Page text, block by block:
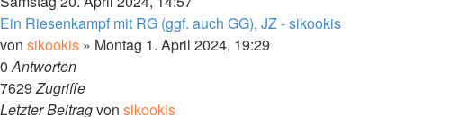
Ein Riesenkampf mit RG (ggf. auch GG), JZ - sikookis
von sikookis » Montag 1. April 2024, 19:29
0Antworten
7629Zugriffe
Letzter Beitragvon sikookis